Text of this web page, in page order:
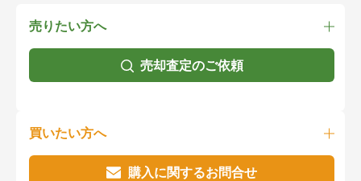
売りたい方へ
売却査定のご依頼
買いたい方へ
購入に関するお問合せ